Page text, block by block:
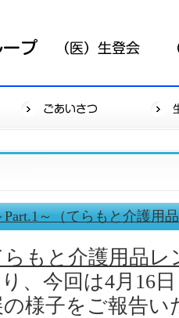
～（てらもと介護用
らもと介護用品レ
、今回は4月16
様子をご報告い